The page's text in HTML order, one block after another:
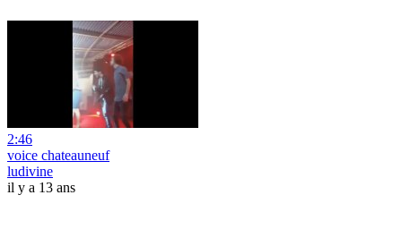
2:46
voice chateauneuf
ludivine
il y a 13 ans